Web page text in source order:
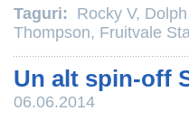
Taguri: Rocky V,
Thompson, Fruitvale
Un alt spin-off
06.06.2014